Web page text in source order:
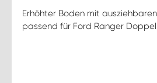
Erhöhter Boden mit
passend für Ford Ranger